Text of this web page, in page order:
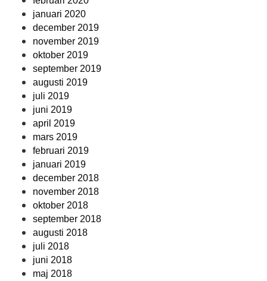
januari 2020
december 2019
november 2019
oktober 2019
september 2019
augusti 2019
juli 2019
juni 2019
april 2019
mars 2019
februari 2019
januari 2019
december 2018
november 2018
oktober 2018
september 2018
augusti 2018
juli 2018
juni 2018
maj 2018